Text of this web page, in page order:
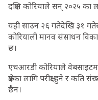
दक्षिण कोरियाले सन् २०२५ का
यही साउन २६ गतेदेखि ३१
कोरियाली मानव संसाधन
छ।
एचआरडी कोरियाले
क्षेत्रका लागि परीक्षा हुने र
छैन।